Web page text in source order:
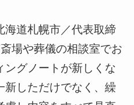
海道札幌市／代表取締
場や葬儀の相談室でお
ングノートが新しくな
新しただけでなく、繰